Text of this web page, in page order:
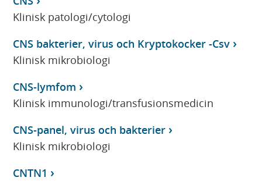
Klinisk patologi/cytologi
CNS bakterier, virus och Kryptokocker -Csv
Klinisk mikrobiologi
CNS-lymfom
Klinisk immunologi/transfusionsmedicin
CNS-panel, virus och bakterier
Klinisk mikrobiologi
CNTN1